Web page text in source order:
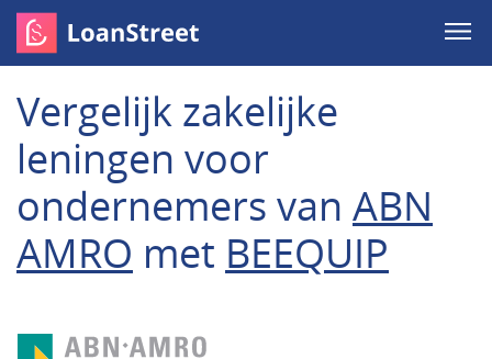
Vergelijk zakelijke
leningen voor
ondernemers van ABN
AMRO met BEEQUIP